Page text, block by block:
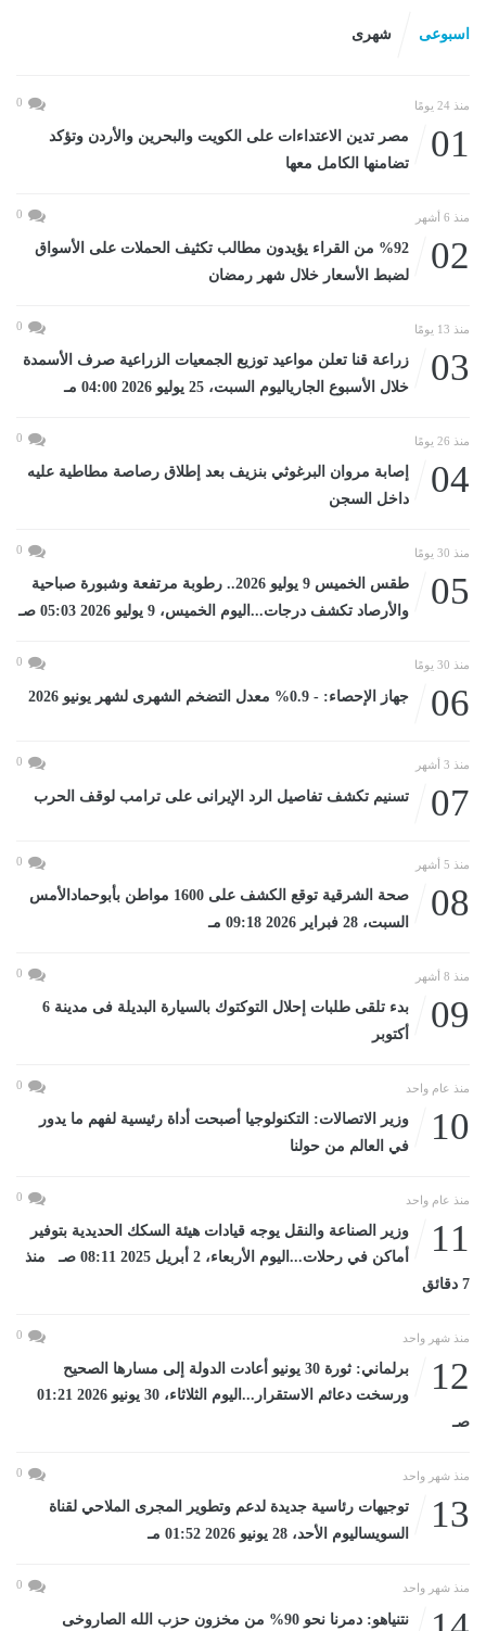
اسبوعى شهرى
منذ 24 يومًا 0
01
مصر تدين الاعتداءات على الكويت والبحرين والأردن وتؤكد
تضامنها الكامل معها
منذ 6 أشهر 0
02
%92 من القراء يؤيدون مطالب تكثيف الحملات على الأسواق
لضبط الأسعار خلال شهر رمضان
منذ 13 يومًا 0
03
زراعة قنا تعلن مواعيد توزيع الجمعيات الزراعية صرف الأسمدة
خلال الأسبوع الجارياليوم السبت، 25 يوليو 2026 04:00 مـ
منذ 26 يومًا 0
04
إصابة مروان البرغوثي بنزيف بعد إطلاق رصاصة مطاطية عليه
داخل السجن
منذ 30 يومًا 0
05
طقس الخميس 9 يوليو 2026.. رطوبة مرتفعة وشبورة صباحية
والأرصاد تكشف درجات...اليوم الخميس، 9 يوليو 2026 05:03 صـ
منذ 30 يومًا 0
06 جهاز الإحصاء: - 0.9% معدل التضخم الشهرى لشهر يونيو 2026
منذ 3 أشهر 0
07 تسنيم تكشف تفاصيل الرد الإيرانى على ترامب لوقف الحرب
منذ 5 أشهر 0
08
صحة الشرقية توقع الكشف على 1600 مواطن بأبوحمادالأمس
السبت، 28 فبراير 2026 09:18 مـ
منذ 8 أشهر 0
09
بدء تلقى طلبات إحلال التوكتوك بالسيارة البديلة فى مدينة 6
أكتوبر
منذ عام واحد 0
10
وزير الاتصالات: التكنولوجيا أصبحت أداة رئيسية لفهم ما يدور
في العالم من حولنا
منذ عام واحد 0
11
وزير الصناعة والنقل يوجه قيادات هيئة السكك الحديدية بتوفير
أماكن في رحلات...اليوم الأربعاء، 2 أبريل 2025 08:11 صـ منذ
7 دقائق
منذ شهر واحد 0
12
برلماني: ثورة 30 يونيو أعادت الدولة إلى مسارها الصحيح
ورسخت دعائم الاستقرار...اليوم الثلاثاء، 30 يونيو 2026 01:21
صـ
منذ شهر واحد 0
13
توجيهات رئاسية جديدة لدعم وتطوير المجرى الملاحي لقناة
السويساليوم الأحد، 28 يونيو 2026 01:52 مـ
منذ شهر واحد 0
نتنياهو: دمرنا نحو 90% من مخزون حزب الله الصاروخى